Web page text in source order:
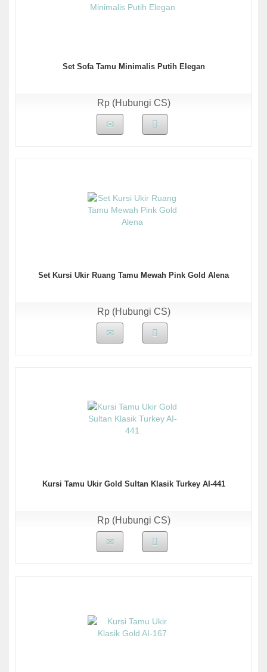
Set Sofa Tamu Minimalis Putih Elegan
Rp (Hubungi CS)
Set Kursi Ukir Ruang Tamu Mewah Pink Gold Alena
Rp (Hubungi CS)
Kursi Tamu Ukir Gold Sultan Klasik Turkey AI-441
Rp (Hubungi CS)